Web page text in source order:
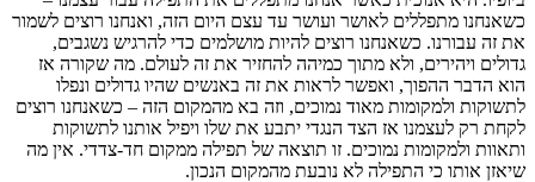
כשאנחנו מתפללים לאושר ועושר עד עצם היום הזה, ואנחנו רוצים לשמור
את זה עבורנו. כשאנחנו רוצים להיות מושלמים כדי להרגיש נשגבים,
גדולים ויהירים, ולא מתוך כמיהה להחזיר את זה לעולם. מה שקורה אז
הוא הדבר ההפוך, ואפשר לראות את זה באנשים שהיו גדולים ונפלו
לתשוקות ולמקומות מאוד נמוכים, וזה בא מהמקום הזה – כשאנחנו רוצים
לקחת רק לעצמנו אז הצד הנגדי יתבע את שלו ויפיל אותנו לתשוקות
ותאוות ולמקומות נמוכים. זו תוצאה של תפילה ממקום חד-צדדי. אין מה
שיאזן אותו כי התפילה לא נובעת מהמקום הנכון.